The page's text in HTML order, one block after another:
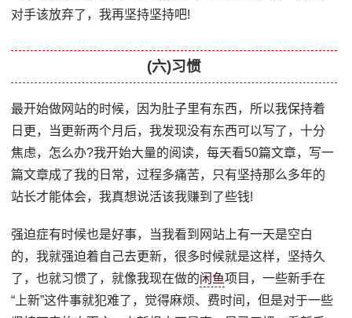
对手该放弃了，我再坚持坚持吧!
(六)习惯
最开始做网站的时候，因为肚子里有东西，所以我保持着
日更，当更新两个月后，我发现没有东西可以写了，十分
焦虑，怎么办?我开始大量的阅读，每天看50篇文章，写一
篇文章成了我的日常，过程多痛苦，只有坚持那么多年的
站长才能体会，我真想说活该我赚到了些钱!
强迫症有时候也是好事，当我看到网站上有一天是空白
的，我就强迫着自己去更新，很多时候就是这样，坚持久
了，也就习惯了，就像我现在做的闲鱼项目，一些新手在
“上新”这件事就犯难了，觉得麻烦、费时间，但是对于一些